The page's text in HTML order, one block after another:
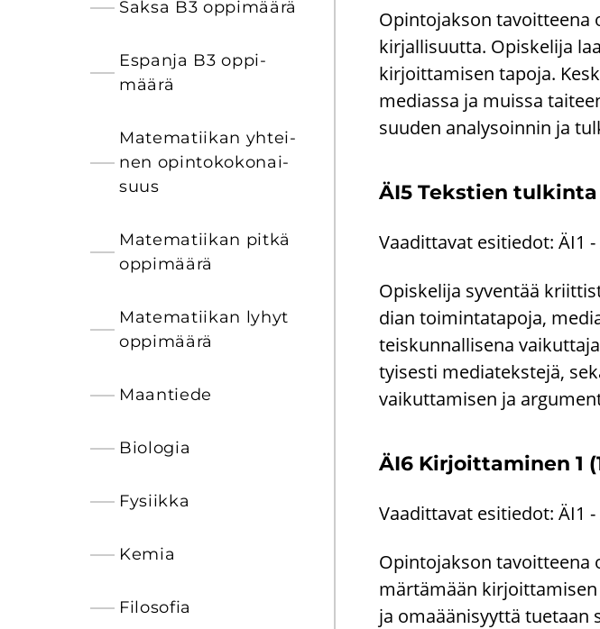
Saksa B3 op­pi­mää­rä
Es­pan­ja B3 op­pi­
mää­rä
Ma­te­ma­tii­kan yh­tei­
nen opin­to­ko­ko­nai­
suus
Ma­te­ma­tii­kan pitkä
op­pi­mää­rä
Ma­te­ma­tii­kan lyhyt
op­pi­mää­rä
Maan­tie­de
Bio­lo­gia
Fy­siik­ka
Kemia
Fi­lo­so­fia
Opin­to­jak­son ta­voit­tee­na
kir­jal­li­suut­ta. Opis­ke­li­ja
kir­joit­ta­mi­sen ta­po­ja.
me­dias­sa ja muis­sa
suu­den ana­ly­soin­nin ja
ÄI5 Teks­tien tul­kin­ta
Vaa­dit­ta­vat esi­tie­dot: ÄI1 -
Opis­ke­li­ja sy­ven­tää
dian toi­min­ta­ta­po­ja,
teis­kun­nal­li­se­na
tyi­ses­ti me­dia­teks­te­jä,
vai­kut­ta­mi­sen ja
ÄI6 Kir­joit­ta­mi­nen 1
Vaa­dit­ta­vat esi­tie­dot: ÄI1 -
Opin­to­jak­son
mär­tä­mään
ja oma­ää­ni­syyt­tä